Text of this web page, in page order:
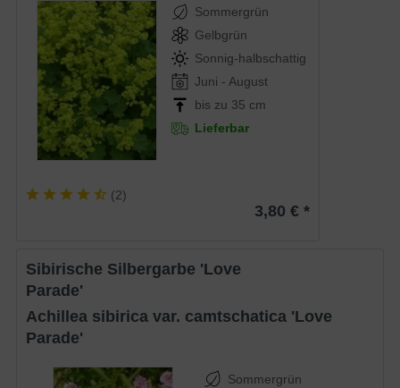
Sommergrün
Gelbgrün
Sonnig-halbschattig
Juni - August
bis zu 35 cm
Lieferbar
(2)
3,80 € *
Sibirische Silbergarbe 'Love
Parade'
Achillea sibirica var. camtschatica 'Love
Parade'
Sommergrün